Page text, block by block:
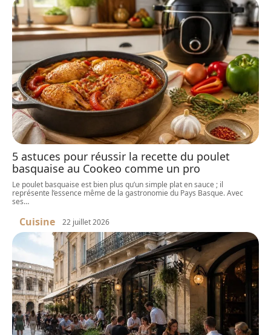
5 astuces pour réussir la recette du poulet
basquaise au Cookeo comme un pro
Le poulet basquaise est bien plus qu’un simple plat en sauce ; il
représente l’essence même de la gastronomie du Pays Basque. Avec
ses…
Cuisine 22 juillet 2026